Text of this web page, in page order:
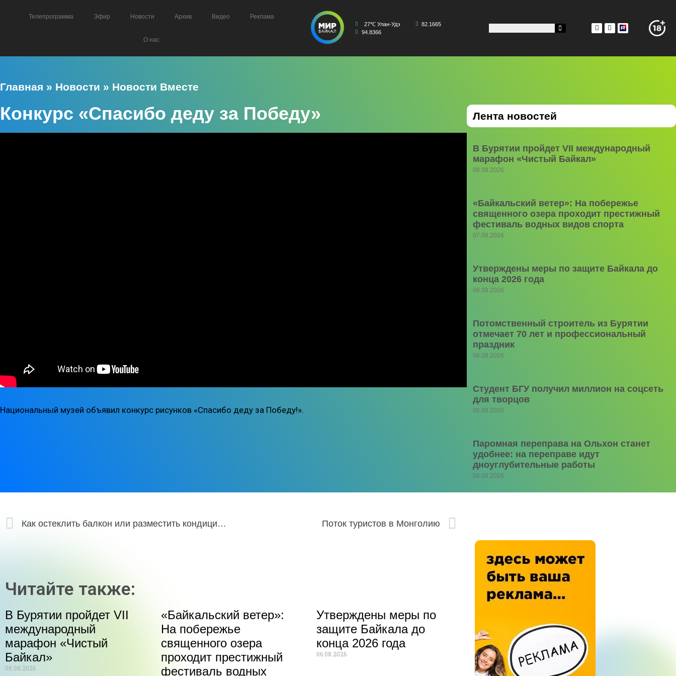
Телепрограмма Эфир Новости Архив Видео Реклама
О нас
27℃ Улан-Удэ
82.1665
94.8366
Главная » Новости » Новости Вместе
Конкурс «Спасибо деду за Победу»
Национальный музей объявил конкурс рисунков «Спасибо деду за Победу!».
Лента новостей
В Бурятии пройдет VII международный
марафон «Чистый Байкал»
08.08.2026
«Байкальский ветер»: На побережье
священного озера проходит престижный
фестиваль водных видов спорта
07.08.2026
Утверждены меры по защите Байкала до
конца 2026 года
06.08.2026
Потомственный строитель из Бурятии
отмечает 70 лет и профессиональный
праздник
06.08.2026
Студент БГУ получил миллион на соцсеть
для творцов
06.08.2026
Паромная переправа на Ольхон станет
удобнее: на переправе идут
дноуглубительные работы
06.08.2026
Как остеклить балкон или разместить кондиционер на стене здания, и при этом не попасть под штрафы? Поток туристов в Монголию
Читайте также:
В Бурятии пройдет VII
международный
марафон «Чистый
Байкал»
08.08.2026
«Байкальский ветер»:
На побережье
священного озера
проходит престижный
фестиваль водных
Утверждены меры по
защите Байкала до
конца 2026 года
06.08.2026